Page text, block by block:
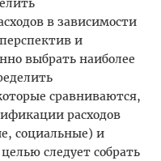
в зависимости
и
выбрать наиболее
сравниваются,
расходов
социальные) и
следует собрать